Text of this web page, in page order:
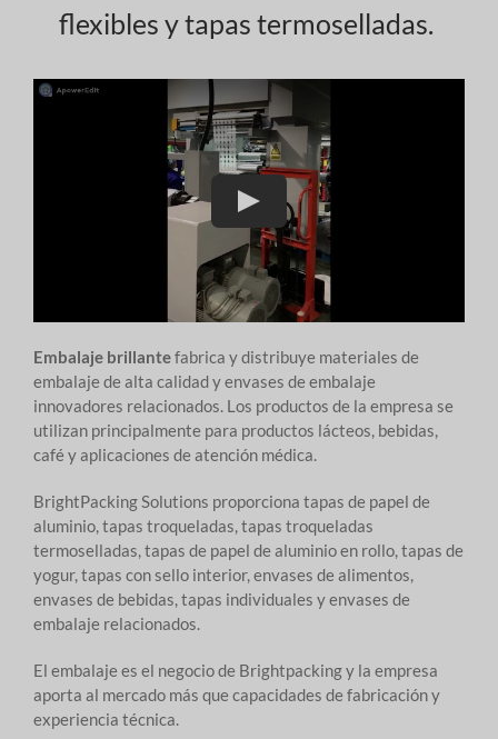
flexibles y tapas termoselladas.
Embalaje brillantefabrica y distribuye materiales de
embalaje de alta calidad y envases de embalaje
innovadores relacionados. Los productos de la empresa se
utilizan principalmente para productos lácteos, bebidas,
café y aplicaciones de atención médica.
BrightPacking Solutions proporciona tapas de papel de
aluminio, tapas troqueladas, tapas troqueladas
termoselladas, tapas de papel de aluminio en rollo, tapas de
yogur, tapas con sello interior, envases de alimentos,
envases de bebidas, tapas individuales y envases de
embalaje relacionados.
El embalaje es el negocio de Brightpacking y la empresa
aporta al mercado más que capacidades de fabricación y
experiencia técnica.